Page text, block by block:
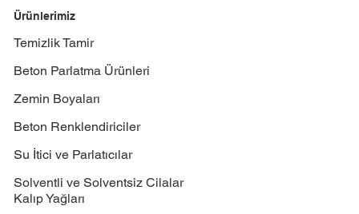
Ürünlerimiz
Temizlik Tamir
Beton Parlatma Ürünleri
Zemin Boyaları
Beton Renklendiriciler
Su İtici ve Parlatıcılar
Solventli ve Solventsiz Cilalar
Kalıp Yağları